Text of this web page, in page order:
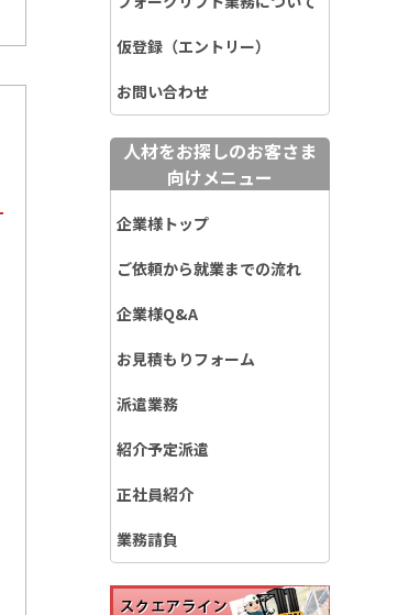
仮登録（エントリー）
お問い合わせ
人材をお探しのお客さま
向けメニュー
企業様トップ
ご依頼から就業までの流れ
企業様Q&A
お見積もりフォーム
派遣業務
紹介予定派遣
正社員紹介
業務請負